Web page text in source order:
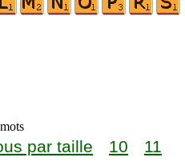
par taille 10
11